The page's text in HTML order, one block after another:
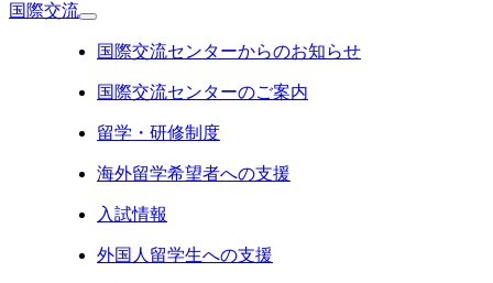
国際交流
国際交流センターからのお知らせ
国際交流センターのご案内
留学・研修制度
海外留学希望者への支援
入試情報
外国人留学生への支援